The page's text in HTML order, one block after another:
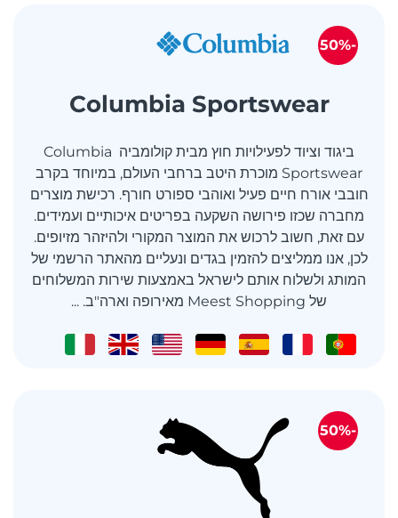
Columbia Sportswear
ביגוד וציוד לפעילויות חוץ מבית קולומביה Columbia
Sportswear מוכרת היטב ברחבי העולם, במיוחד בקרב
חובבי אורח חיים פעיל ואוהבי ספורט חורף. רכישת מוצרים
מחברה שכזו פירושה השקעה בפריטים איכותיים ועמידים.
עם זאת, חשוב לרכוש את המוצר המקורי ולהיזהר מזיופים.
לכן, אנו ממליצים להזמין בגדים ונעליים מהאתר הרשמי של
המותג ולשלוח אותם לישראל באמצעות שירות המשלוחים
של Meest Shopping מאירופה וארה"ב. ...
-50%
-50%